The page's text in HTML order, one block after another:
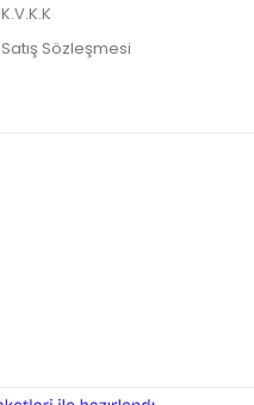
K.V.K.K
Satış Sözleşmesi